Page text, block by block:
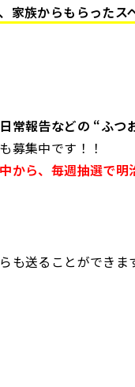
家族からもらったス
常報告などの “ふつ
募集中です！！
から、毎週抽選で明
も送ることができま